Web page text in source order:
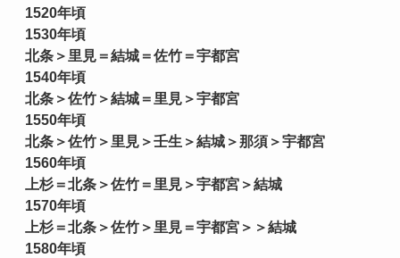
1520年頃
1530年頃
北条＞里見＝結城＝佐竹＝宇都宮
1540年頃
北条＞佐竹＞結城＝里見＞宇都宮
1550年頃
北条＞佐竹＞里見＞壬生＞結城＞那須＞宇都宮
1560年頃
上杉＝北条＞佐竹＝里見＞宇都宮＞結城
1570年頃
上杉＝北条＞佐竹＞里見＝宇都宮＞＞結城
1580年頃